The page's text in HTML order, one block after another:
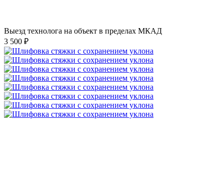
Выезд технолога на объект в пределах МКАД
3 500 ₽